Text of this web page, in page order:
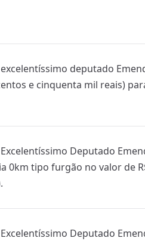
excelentíssimo deputado
e cinquenta mil reais)
Excelentíssimo Deputado
0km tipo furgão no valor de
Excelentíssimo Deputado